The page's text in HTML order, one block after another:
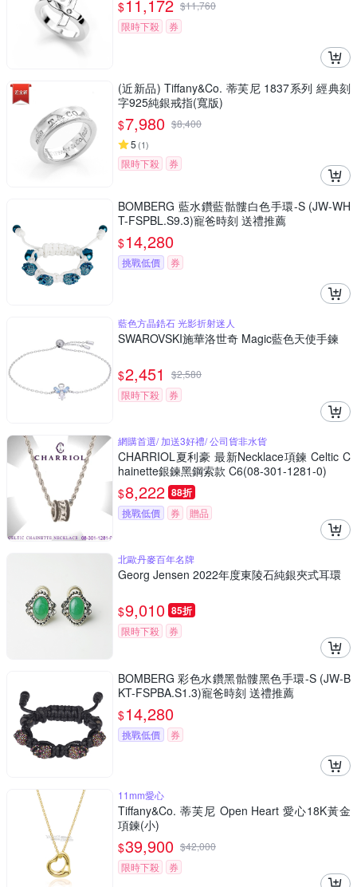
$11,172 $11,760
限時下殺
券
(近新品) Tiffany&Co. 蒂芙尼 1837系列 經典刻
字925純銀戒指(寬版)
$7,980 $8,400
5 (1)
限時下殺 券
BOMBERG 藍水鑽藍骷髏白色手環-S (JW-WH
T-FSPBL.S9.3)寵爸時刻 送禮推薦
$14,280
挑戰低價 券
藍色方晶鋯石 光影折射迷人
SWAROVSKI施華洛世奇 Magic藍色天使手鍊
$2,451 $2,580
限時下殺
券
網購首選/ 加送3好禮/ 公司貨非水貨
CHARRIOL夏利豪 最新Necklace項鍊 Celtic C
hainette銀鍊黑鋼索款 C6(08-301-1281-0)
$8,222 88折
挑戰低價 券 贈品
北歐丹麥百年名牌
Georg Jensen 2022年度東陵石純銀夾式耳環
$9,010 85折
限時下殺 券
BOMBERG 彩色水鑽黑骷髏黑色手環-S (JW-B
KT-FSPBA.S1.3)寵爸時刻 送禮推薦
$14,280
挑戰低價 券
11mm愛心
Tiffany&Co. 蒂芙尼 Open Heart 愛心18K黃金
項鍊(小)
$39,900 $42,000
限時下殺
券